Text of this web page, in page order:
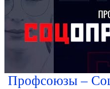
Профсоюзы –